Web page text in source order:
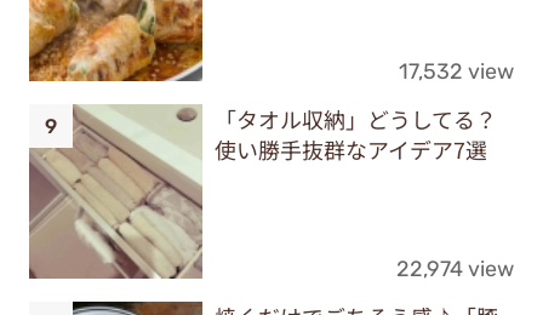
17,532 view
「タオル収納」どうしてる？
使い勝手抜群なアイデア7選
22,974 view